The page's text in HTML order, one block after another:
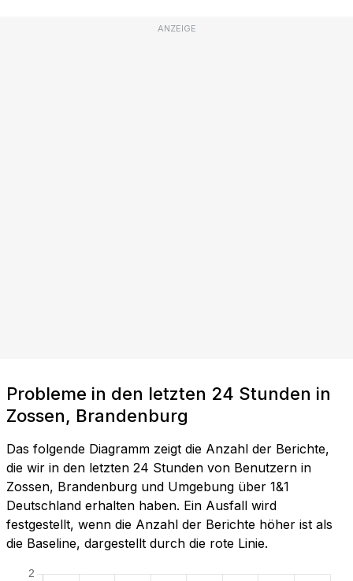
ANZEIGE
Probleme in den letzten 24 Stunden in
Zossen, Brandenburg
Das folgende Diagramm zeigt die Anzahl der Berichte,
die wir in den letzten 24 Stunden von Benutzern in
Zossen, Brandenburg und Umgebung über 1&1
Deutschland erhalten haben. Ein Ausfall wird
festgestellt, wenn die Anzahl der Berichte höher ist als
die Baseline, dargestellt durch die rote Linie.